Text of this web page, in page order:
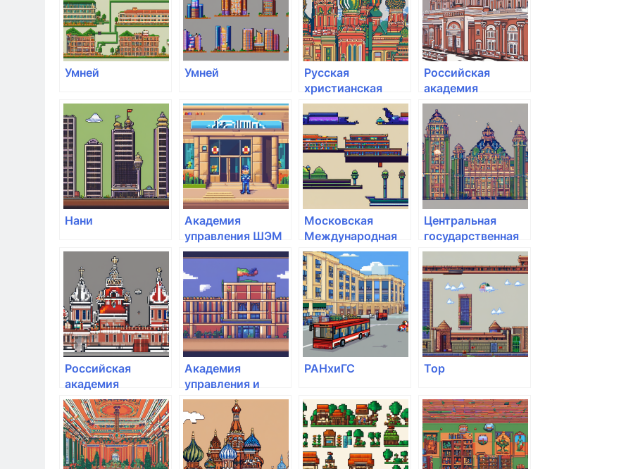
Умней Умней
Русская
христианская
гуманитарная
академия им. Ф.М.
Достоевского
Российская
академия
живописи
Нани
Академия
управления ШЭМ
ДВФУ
Московская
Международная
Академия
Центральная
государственная
медицинская
академия
Российская
академия
народного
хозяйства и
государственной
службы при
Президенте РФ
Академия
управления и
производства
РАНхиГС Top